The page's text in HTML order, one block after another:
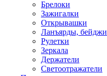
Брелоки
Зажигалки
Открывашки
Ланъярды, бейджи
Рулетки
Зеркала
Держатели
Светоотражатели